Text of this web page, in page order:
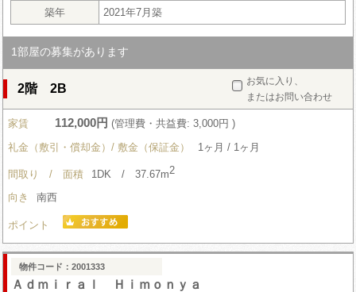
築年
2021年7月築
1部屋の募集があります
お気に入り、
またはお問い合わせ
2階 2B
家賃 112,000円 (管理費・共益費: 3,000円 )
礼金（敷引・償却金）/ 敷金（保証金）
1ヶ月 / 1ヶ月
間取り / 面積 1DK / 37.67m2
向き 南西
ポイント
物件コード：2001333
Ａｄｍｉｒａｌ Ｈｉｍｏｎｙａ